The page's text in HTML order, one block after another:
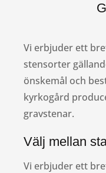
Vi erbjuder ett
stensorter
önskemål och
kyrkogård
gravstenar.
Välj mellan
Vi erbjuder ett